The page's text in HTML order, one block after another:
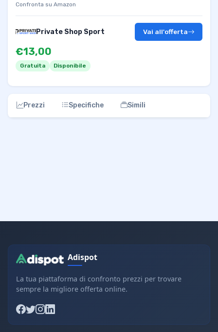
Confronta su Amazon
Private Shop Sport
€13,00
Gratuita Disponibile
Vai all'offerta
Prezzi Specifiche Simili
Adispot
La tua piattaforma di confronto prezzi per trovare
sempre la migliore offerta online.